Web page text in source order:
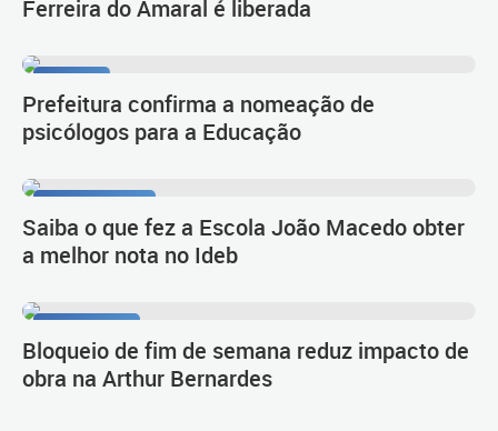
Ferreira do Amaral é liberada
Prefeitura confirma a nomeação de
psicólogos para a Educação
Saiba o que fez a Escola João Macedo obter
a melhor nota no Ideb
Bloqueio de fim de semana reduz impacto de
obra na Arthur Bernardes